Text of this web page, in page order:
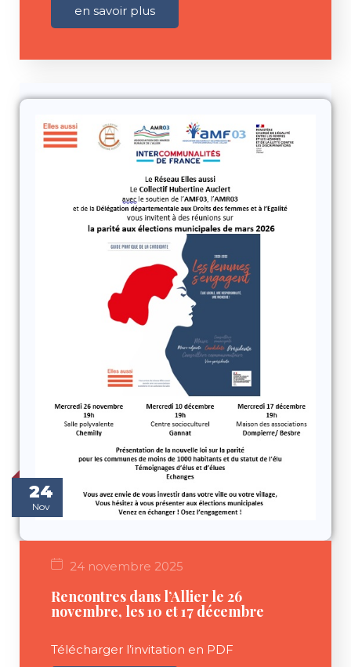
en savoir plus
24
Nov
24 novembre 2025
Rencontres dans l’Allier le 26
novembre, les 10 et 17 décembre
Télécharger l’invitation en PDF